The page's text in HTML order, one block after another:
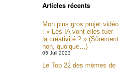
Articles récents
Mon plus gros projet vidéo
: « Les IA vont elles tuer
la créativité ? » (Sûrement
non, quoique…)
05 Juil 2023
Le Top 22 des mèmes de